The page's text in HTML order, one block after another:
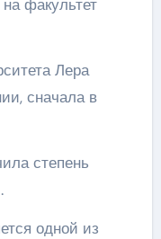
факультет
Лера
сначала в
степень
одной из